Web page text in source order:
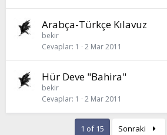
Arabça-Türkçe Kılavuz
bekir
Cevaplar 1 2 Mar 2011
Hür Deve "Bahira"
bekir
Cevaplar 1 2 Mar 2011
1 of 15 Sonraki